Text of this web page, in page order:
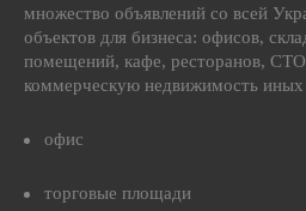
множество объявлений со всей
объектов для бизнеса: офисов,
помещений, кафе, ресторанов,
коммерческую недвижимость
офис
торговые площади